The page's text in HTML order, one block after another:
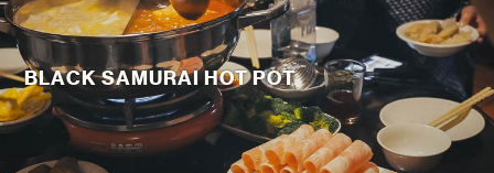
BLACK SAMURAI HOT POT